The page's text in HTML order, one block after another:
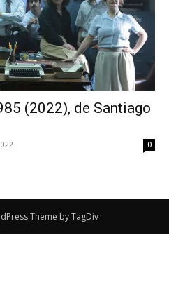
(2022), de Santiago
0
Theme by TagDiv